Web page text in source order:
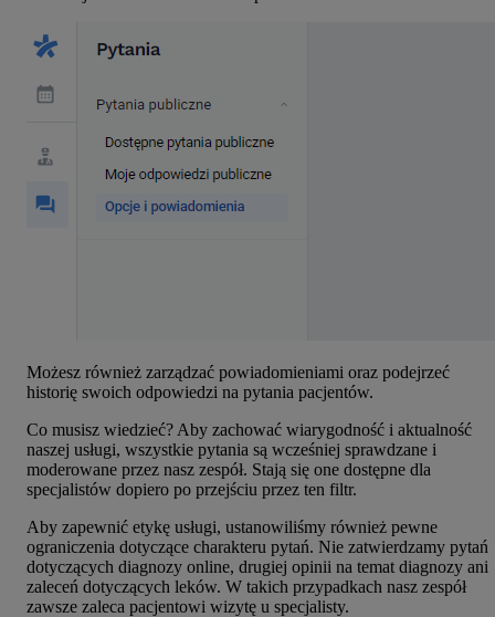
Możesz również zarządzać powiadomieniami oraz podejrzeć
historię swoich odpowiedzi na pytania pacjentów.
Co musisz wiedzieć? Aby zachować wiarygodność i aktualność
naszej usługi, wszystkie pytania są wcześniej sprawdzane i
moderowane przez nasz zespół. Stają się one dostępne dla
specjalistów dopiero po przejściu przez ten filtr.
Aby zapewnić etykę usługi, ustanowiliśmy również pewne
ograniczenia dotyczące charakteru pytań. Nie zatwierdzamy pytań
dotyczących diagnozy online, drugiej opinii na temat diagnozy ani
zaleceń dotyczących leków. W takich przypadkach nasz zespół
zawsze zaleca pacjentowi wizytę u specjalisty.